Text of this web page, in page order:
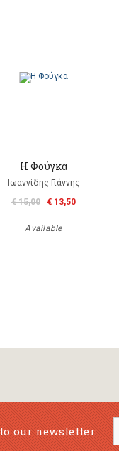
Η Φούγκα
Ιωαννίδης Γιάννης
€ 15,00
€ 13,50
Available
our newsletter: